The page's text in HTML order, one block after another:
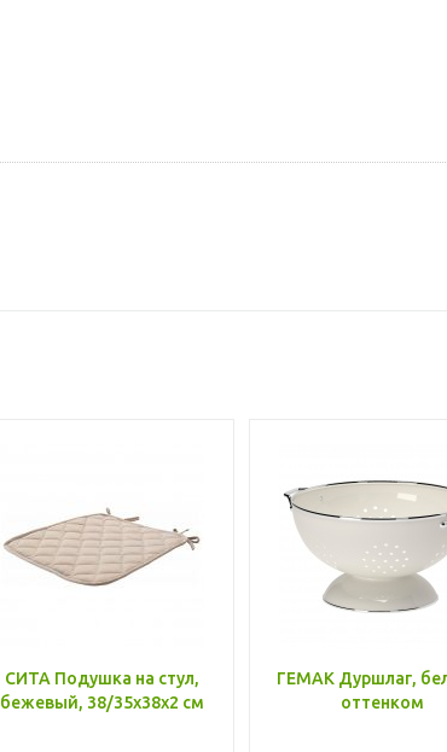
СИТА Подушка на стул,
бежевый, 38/35x38x2 см
ГЕМАК Дуршлаг,
оттенком